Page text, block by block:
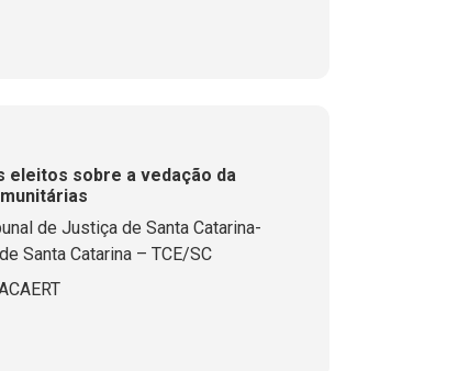
eleitos sobre a vedação da
de Justiça de Santa Catarina-
Santa Catarina – TCE/SC